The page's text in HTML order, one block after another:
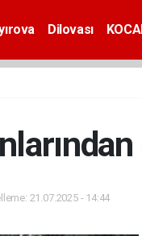
Dilovası
21.07.2025 - 14:44